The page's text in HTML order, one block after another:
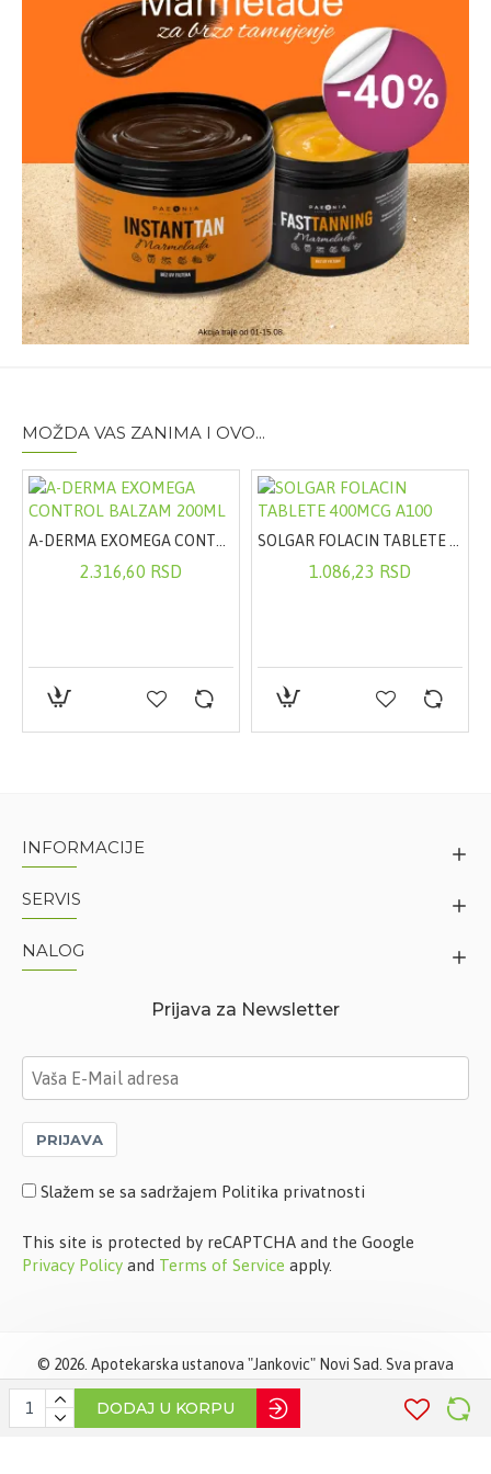
DODAJ U KORPU
MOŽDA VAS ZANIMA I OVO...
2.316,60 RSD 1.086,23 RSD
INFORMACIJE
SERVIS
NALOG
Prijava za Newsletter
PRIJAVA
Slažem se sa sadržajem Politika privatnosti
This site is protected by reCAPTCHA and the Google
Privacy Policy and Terms of Service apply.
© 2026. Apotekarska ustanova "Jankovic" Novi Sad. Sva prava
zadržana. Softverska izradaSTIV Solutions